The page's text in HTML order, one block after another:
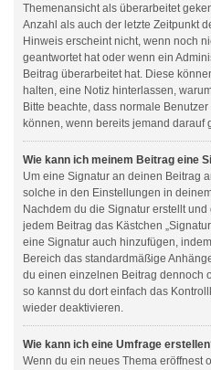
Themenansicht als überarbeitet
Anzahl als auch der letzte Zeitpunkt
Hinweis erscheint nicht, wenn noch
geantwortet hat oder wenn ein
Beitrag überarbeitet hat. Diese
halten, eine Notiz hinterlassen,
Bitte beachte, dass normale
können, wenn bereits jemand darauf
Wie kann ich meinem Beitrag eine
Um eine Signatur an deinen Beitrag
solche in den Einstellungen in
Nachdem du die Signatur erstellt
jedem Beitrag das Kästchen
eine Signatur auch hinzufügen,
Bereich das standardmäßige
du einen einzelnen Beitrag dennoch
so kannst du dort einfach das
wieder deaktivieren.
Wie kann ich eine Umfrage
Wenn du ein neues Thema eröffnest